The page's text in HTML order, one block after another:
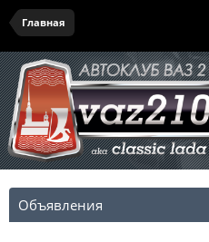
Главная
Объявления